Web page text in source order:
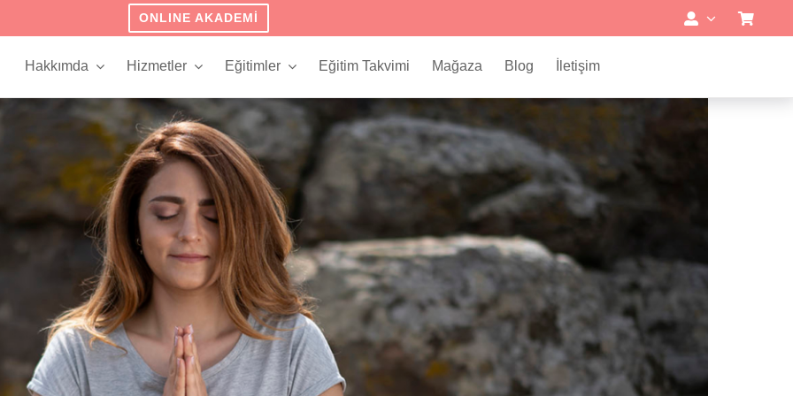
ONLINE AKADEMI
Hakkımda Hizmetler Eğitimler Eğitim Takvimi Mağaza Blog İletişim